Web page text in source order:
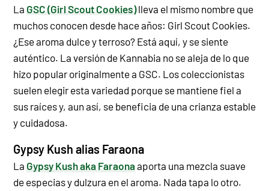
La GSC (Girl Scout Cookies) lleva el mismo nombre que
muchos conocen desde hace años: Girl Scout Cookies.
¿Ese aroma dulce y terroso? Está aquí, y se siente
auténtico. La versión de Kannabia no se aleja de lo que
hizo popular originalmente a GSC. Los coleccionistas
suelen elegir esta variedad porque se mantiene fiel a
sus raíces y, aun así, se beneficia de una crianza estable
y cuidadosa.
Gypsy Kush alias Faraona
La Gypsy Kush aka Faraonaaporta una mezcla suave
de especias y dulzura en el aroma. Nada tapa lo otro.